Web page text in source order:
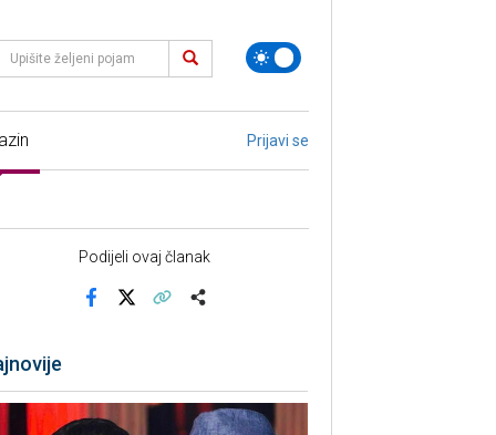
Prijavi se
Podijeli ovaj članak